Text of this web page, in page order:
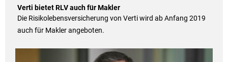
Verti bietet RLV auch für Makler
Die Risikolebensversicherung von Verti wird ab Anfang 2019
auch für Makler angeboten.